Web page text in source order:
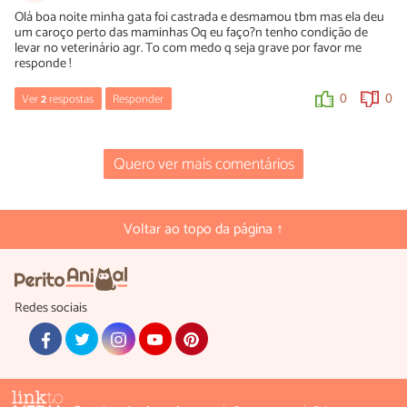
Olá boa noite minha gata foi castrada e desmamou tbm mas ela deu
um caroço perto das maminhas Oq eu faço?n tenho condição de
levar no veterinário agr. To com medo q seja grave por favor me
responde !
Ver2respostas Responder 0 0
20/11/2019
de um médico veterinário de confiança o quanto antes. Uma boa
dica é buscar ONGs ou Associações que possam prestar
atendimento veterinário sem custos.
A equipe do PeritoAnimal deseja rápidas melhoras!
Maressa
20/11/2019
Quero ver mais comentários
Voltar ao topo da página ↑
Redes sociais